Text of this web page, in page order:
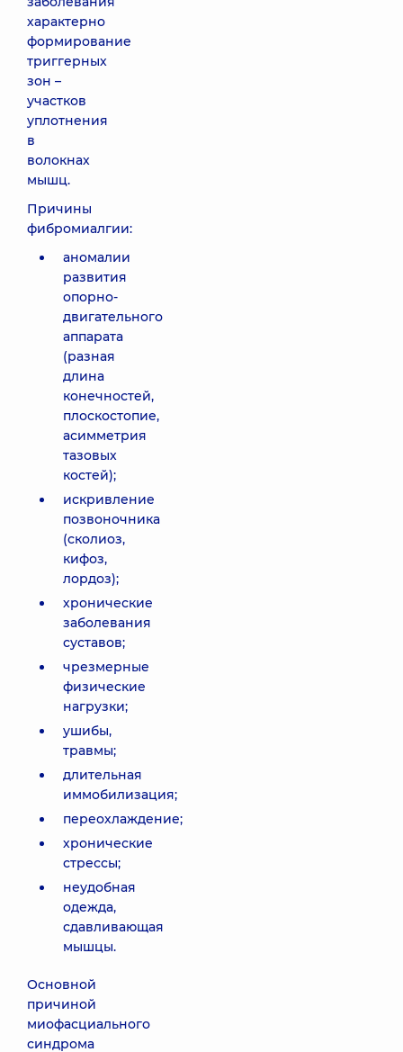
характерно
формирование
триггерных
зон –
участков
уплотнения
в
волокнах
мышц.
Причины
фибромиалгии:
аномалии
развития
опорно-
двигательного
аппарата
(разная
длина
конечностей,
плоскостопие,
асимметрия
тазовых
костей);
искривление
позвоночника
(сколиоз,
кифоз,
лордоз);
хронические
заболевания
суставов;
чрезмерные
физические
нагрузки;
ушибы,
травмы;
длительная
иммобилизация;
переохлаждение;
хронические
стрессы;
неудобная
одежда,
сдавливающая
мышцы.
Основной
причиной
миофасциального
синдрома